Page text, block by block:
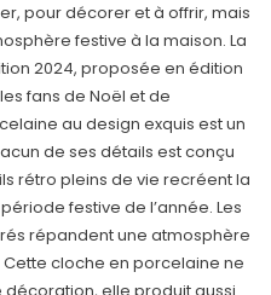
pour décorer et à offrir, mais
festive à la maison. La
2024, proposée en édition
fans de Noël et de
au design exquis est un
de ses détails est conçu
rétro pleins de vie recréent la
festive de l’année. Les
répandent une atmosphère
cloche en porcelaine ne